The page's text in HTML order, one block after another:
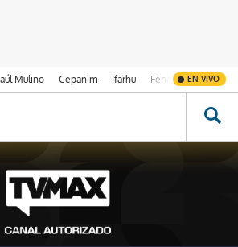
Mulino Cepanim Ifarhu Fenómeno de El
EN VIVO